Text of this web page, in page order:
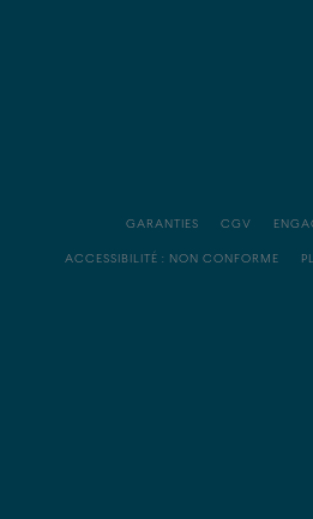
GARANTIES CGV
ACCESSIBILITÉ : NON CONFORME